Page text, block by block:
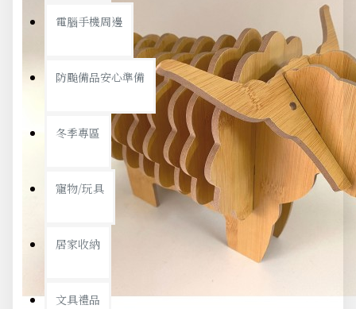
電腦手機周邊
防颱備品安心準備
冬季專區
寵物/玩具
居家收納
文具禮品